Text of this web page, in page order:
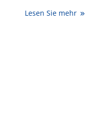
Lesen Sie mehr